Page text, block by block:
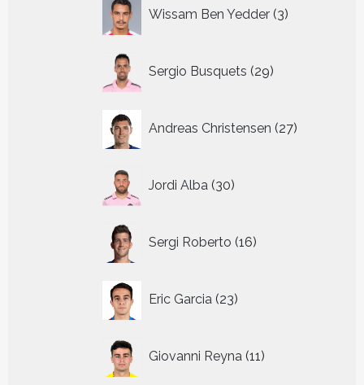
Wissam Ben Yedder 3
producten
Sergio Busquets 29
producten
Andreas Christensen 27
producten
Jordi Alba 30
producten
Sergi Roberto 16
producten
Eric Garcia 23
producten
Giovanni Reyna 11
producten